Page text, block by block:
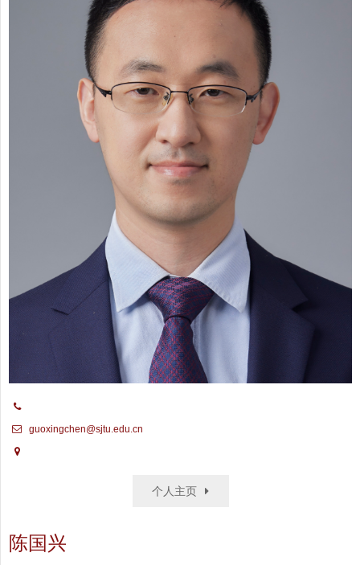
guoxingchen@sjtu.edu.cn
个人主页
陈国兴